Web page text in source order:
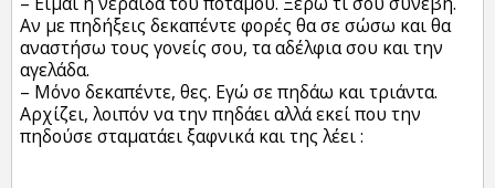
Αν με πηδήξεις δεκαπέντε φορές θα σε σώσω και θα
αναστήσω τους γονείς σου, τα αδέλφια σου και την
αγελάδα.
– Μόνο δεκαπέντε, θες. Εγώ σε πηδάω και τριάντα.
Αρχίζει, λοιπόν να την πηδάει αλλά εκεί που την
πηδούσε σταματάει ξαφνικά και της λέει :